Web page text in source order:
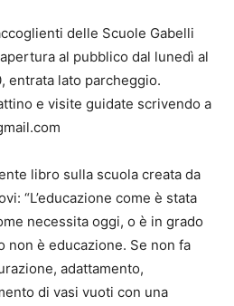
delle Scuole Gabelli
al pubblico dal lunedì al
entrata lato parcheggio.
e visite guidate scrivendo a
libro sulla scuola creata da
“L’educazione come è stata
necessita oggi, o è in grado
non è educazione. Se non fa
adattamento,
di vasi vuoti con una